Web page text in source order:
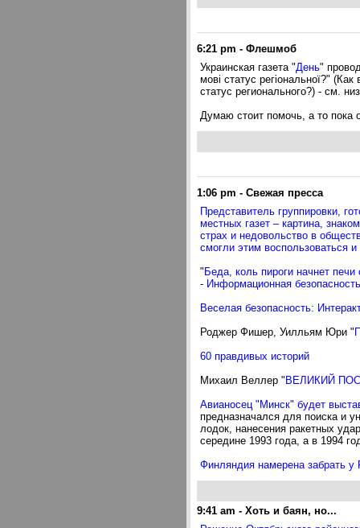
6:21 pm - Флешмоб
Украинская газета "День"
мові статус регіональної?"
статус регионального?) - см.
Думаю стоит помочь, а то пока
1:06 pm - Свежая пресса
Представитель группировки,
местных газет – картина,
страх и недовольство в
смогли этим воспользоваться
" Беда, коль пироги начнет печи
- Информационная
Веселая безопасность:
Роджер Фишер, Уилльям Юри "
60 правдивых историй
Михаил Веллер " ВЕЛИКИЙ
Авианосец "Минск" будет
предназначался для поиска и
лодок, нанесения ракетных
середине 1993 года, а в 1994
Финляндия намерена забрать у
9:41 am - Хоть и баян, но...